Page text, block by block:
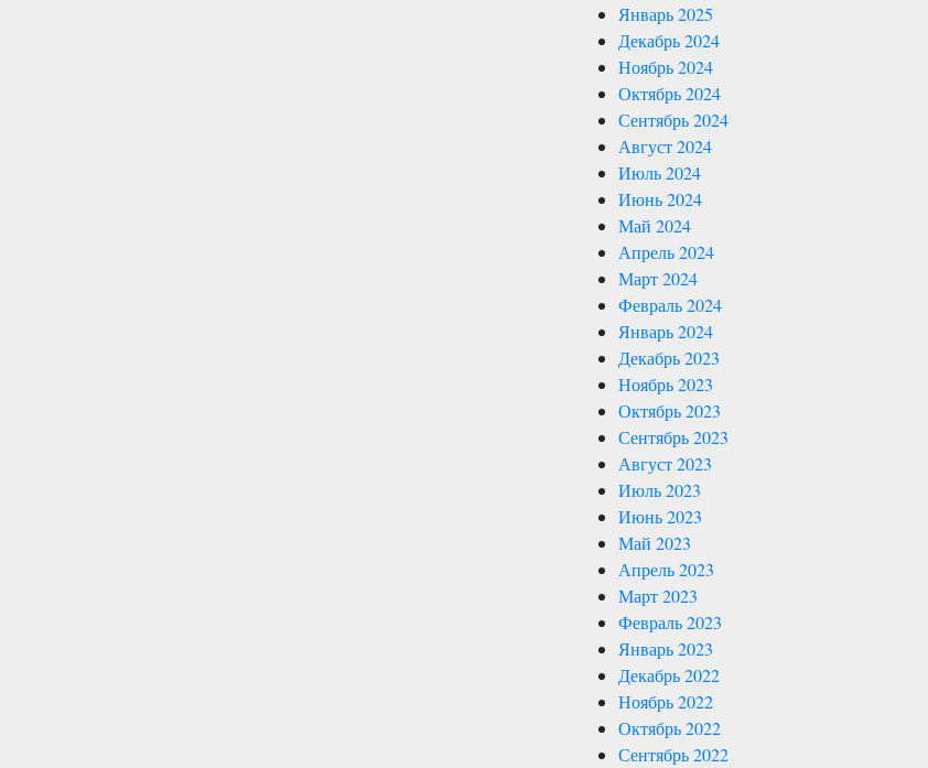
Январь 2025
Декабрь 2024
Ноябрь 2024
Октябрь 2024
Сентябрь 2024
Август 2024
Июль 2024
Июнь 2024
Май 2024
Апрель 2024
Март 2024
Февраль 2024
Январь 2024
Декабрь 2023
Ноябрь 2023
Октябрь 2023
Сентябрь 2023
Август 2023
Июль 2023
Июнь 2023
Май 2023
Апрель 2023
Март 2023
Февраль 2023
Январь 2023
Декабрь 2022
Ноябрь 2022
Октябрь 2022
Сентябрь 2022